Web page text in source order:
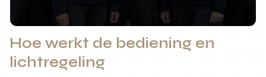
Hoe werkt de bediening en
lichtregeling